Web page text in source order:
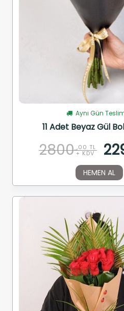
Aynı Gün
11 Adet Beyaz Gül
2800 ,00 TL
+ KDV
HEMEN AL